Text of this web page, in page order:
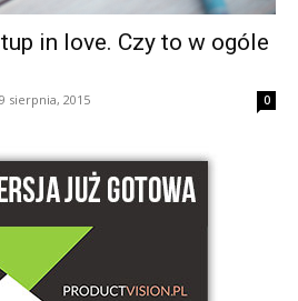
in love. Czy to w ogóle
sierpnia, 2015 0